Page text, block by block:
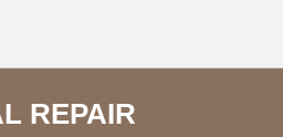
REPAIR